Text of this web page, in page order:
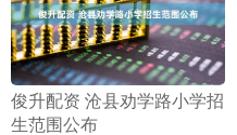
​俊升配资 沧县劝学路小学招
生范围公布